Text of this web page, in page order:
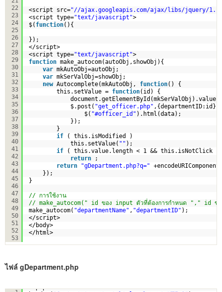
22
23
24
25
26
27
28
29
30
31
32
33
34
35
36
37
38
39
40
41
42
43
44
45
46
47
48
49
50
51
52
53
<script src="//ajax.googleapis.com/ajax/libs/jquery/
<script type="text/javascript">
$( function(){
});
</script>
<script type="text/javascript">
function make_autocom(autoObj,showObj){
var mkAutoObj=autoObj;
var mkSerValObj=showObj;
new Autocomplete(mkAutoObj, function() {
this.setValue = function(id) {
$.post( "get_officer.php" ,{departmentID:id},
$( "#officer_id" ).html(data);
});
}
if
( this.isModified )
this.setValue( "" );
if
( this.value.length < 1 &&
return
;
return
"gDepartment.php?q="
});
}
// การใช้งาน
// make_autocom(" id ของ input ตัวที่ต้องการกำหนด "," id
make_autocom( "departmentName" , "departmentID" );
</script>
</body>
</html>
ไฟล์ gDepartment.php